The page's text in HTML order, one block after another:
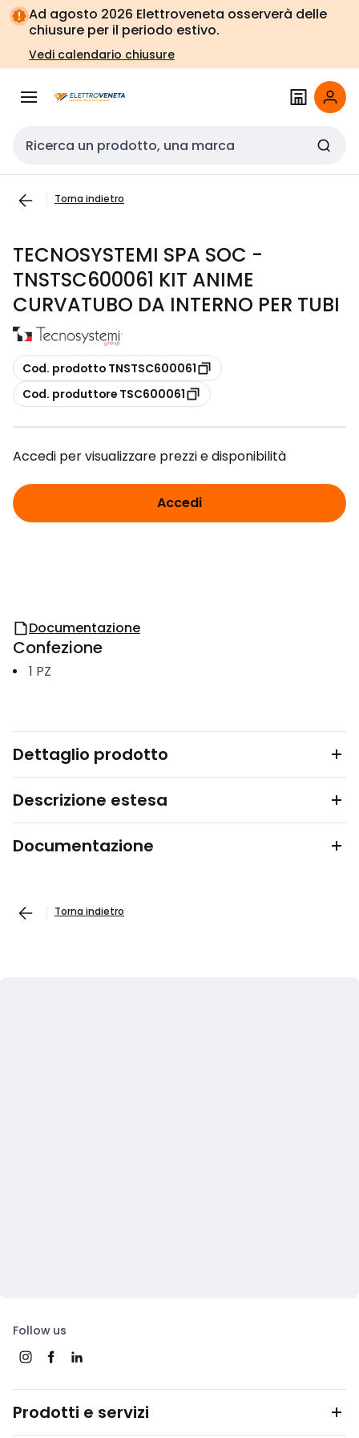
Vai alla
navigazione
Vai
alla
pagina
Ad agosto 2026 Elettroveneta osserverà delle
chiusure per il periodo estivo.
Vedi calendario chiusure
Cerca input
Torna indietro
TECNOSYSTEMI SPA SOC -
TNSTSC600061 KIT ANIME
CURVATUBO DA INTERNO PER TUBI
copia
Cod. prodotto TNSTSC600061
copia
Cod. produttore TSC600061
Accedi per visualizzare prezzi e disponibilità
Accedi
Documentazione
Confezione
1 PZ
Dettaglio prodotto
Descrizione estesa
Documentazione
Torna indietro
Follow us
Prodotti e servizi